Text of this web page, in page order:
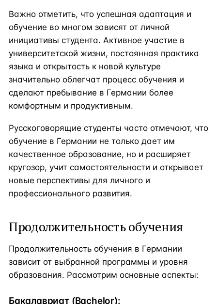
Важно отметить, что успешная адаптация и
обучение во многом зависят от личной
инициативы студента. Активное участие в
университетской жизни, постоянная практика
языка и открытость к новой культуре
значительно облегчат процесс обучения и
сделают пребывание в Германии более
комфортным и продуктивным.
Русскоговорящие студенты часто отмечают, что
обучение в Германии не только дает им
качественное образование, но и расширяет
кругозор, учит самостоятельности и открывает
новые перспективы для личного и
профессионального развития.
Продолжительность обучения
Продолжительность обучения в Германии
зависит от выбранной программы и уровня
образования. Рассмотрим основные аспекты:
Бакалавриат (Bachelor):